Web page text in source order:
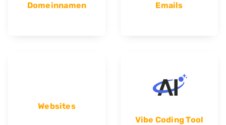
Domeinnamen Emails
Websites
Vibe Coding Tool